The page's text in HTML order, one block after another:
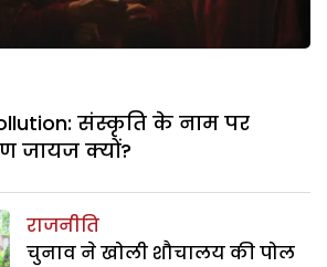
संस्कृति के नाम पर
जायज क्यों?
राजनीति
चुनाव ने खोली शौचालय की पोल